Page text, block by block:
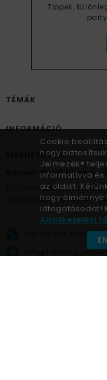
Tippek,
TÉMÁK
INFORMÁCIÓ
ELÉRHETŐSÉG
Balloon World Hungary
Budapest, Bécsi út
Az oldal üzemeltetője –
+36 30 984 6955
Cookie
hogy
Jelmezek®
informatívvá
az oldalt.
hogy
látogatásodat!
Adatkezelési